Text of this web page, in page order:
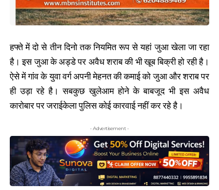
हफ्ते में दो से तीन दिनो तक नियमित रूप से यहां जुआ खेला जा रहा
है। इस जुआ के अड्डे पर अवैध शराब की भी खूब बिक्री हो रही है।
ऐसे में गांव के युवा वर्ग अपनी मेहनत की कमाई को जुआ और शराब पर
ही उड़ा रहे है। सबकुछ खुलेआम होने के बाबजूद भी इस अवैध
कारोबार पर जराईकेला पुलिस कोई कारवाई नहीं कर रहे है।
- Advertisement -